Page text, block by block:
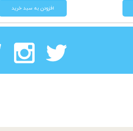
افزودن به سبد خرید